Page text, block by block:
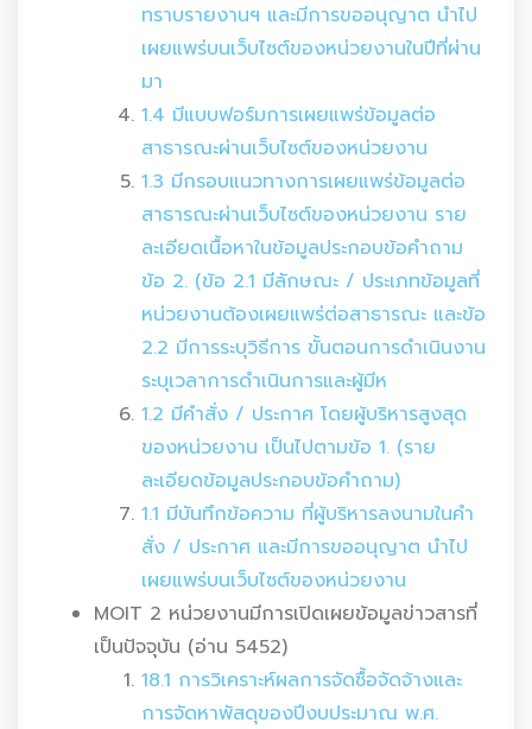
ทราบรายงานฯ และมีการขออนุญาต นำไป
เผยแพร่บนเว็บไซต์ของหน่วยงานในปีที่ผ่าน
มา
1.4 มีแบบฟอร์มการเผยแพร่ข้อมูลต่อ
สาธารณะผ่านเว็บไซต์ของหน่วยงาน
1.3 มีกรอบแนวทางการเผยแพร่ข้อมูลต่อ
สาธารณะผ่านเว็บไซต์ของหน่วยงาน ราย
ละเอียดเนื้อหาในข้อมูลประกอบข้อคำถาม
ข้อ 2. (ข้อ 2.1 มีลักษณะ / ประเภทข้อมูลที่
หน่วยงานต้องเผยแพร่ต่อสาธารณะ และข้อ
2.2 มีการระบุวิธีการ ขั้นตอนการดำเนินงาน
ระบุเวลาการดำเนินการและผู้มีห
1.2 มีคำสั่ง / ประกาศ โดยผู้บริหารสูงสุด
ของหน่วยงาน เป็นไปตามข้อ 1. (ราย
ละเอียดข้อมูลประกอบข้อคำถาม)
1.1 มีบันทึกข้อความ ที่ผู้บริหารลงนามในคำ
สั่ง / ประกาศ และมีการขออนุญาต นำไป
เผยแพร่บนเว็บไซต์ของหน่วยงาน
MOIT 2 หน่วยงานมีการเปิดเผยข้อมูลข่าวสารที่
เป็นปัจจุบัน (อ่าน 5452)
18.1 การวิเคราะห์ผลการจัดซื้อจัดจ้างและ
การจัดหาพัสดุของปีงบประมาณ พ.ศ.